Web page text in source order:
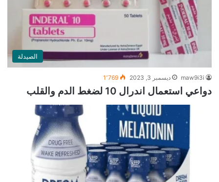
الصيدلة
maw9i3i ديسمبر 3, 2023 1٬769
دواعي استعمال اندرال 10 لضغط الدم والقلب